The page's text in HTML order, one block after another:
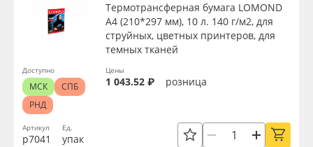
Артикул
р7041
Термотрансферная бумага LOMOND
А4 (210*297 мм), 10 л. 140 г/м2, для
струйных, цветных принтеров, для
темных тканей
Ед.
упак
Цены
1 043.52 ₽ розница
Доступно
МСК
СПБ
РНД